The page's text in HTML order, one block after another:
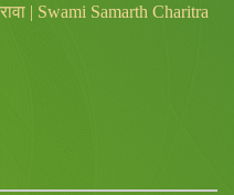
| Swami Samarth Charitra